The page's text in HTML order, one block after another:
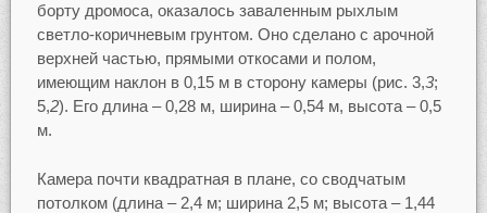
борту дромоса, оказалось заваленным рыхлым
светло-коричневым грунтом. Оно сделано с арочной
верхней частью, прямыми откосами и полом,
имеющим наклон в 0,15 м в сторону камеры (рис. 3,3;
5,2). Его длина – 0,28 м, ширина – 0,54 м, высота – 0,5
м.
Камера почти квадратная в плане, со сводчатым
потолком (длина – 2,4 м; ширина 2,5 м; высота – 1,44